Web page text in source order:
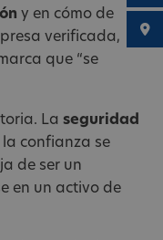
y en cómo de
verificada,
que “se
La seguridad
la confianza se
de ser un
en un activo de